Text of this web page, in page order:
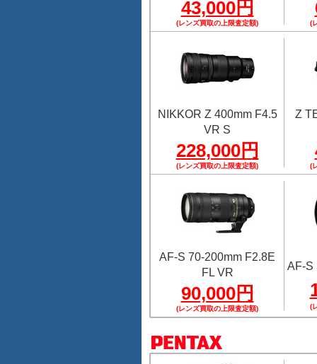
43,000円
(レンズ買取の上限査定額) (
NIKKOR Z 400mm F4.5
VR S
228,000円
(レンズ買取の上限査定額)
Z
(
AF-S 70-200mm F2.8E
FL VR
90,000円
(レンズ買取の上限査定額)
AF-S
(